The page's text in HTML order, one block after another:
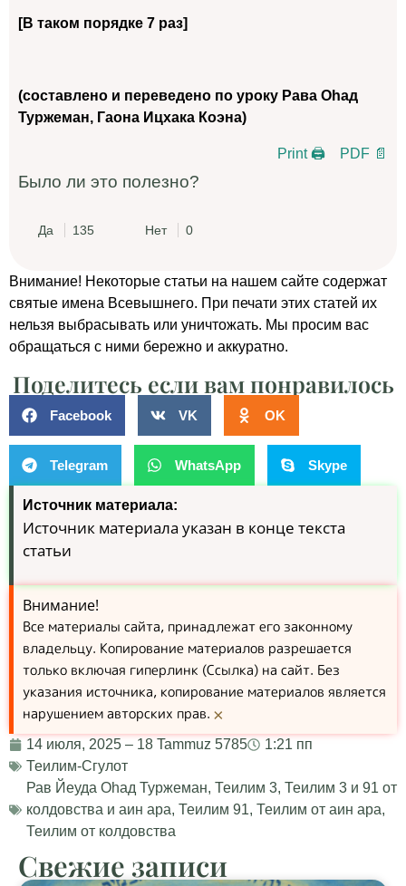
[В таком порядке 7 раз]
(составлено и переведено по уроку Рава Оhад
Туржеман, Гаона Ицхака Коэна)
Print 🖨 PDF 📄
Было ли это полезно?
Да 135 Нет 0
Внимание! Некоторые статьи на нашем сайте содержат
святые имена Всевышнего. При печати этих статей их
нельзя выбрасывать или уничтожать. Мы просим вас
обращаться с ними бережно и аккуратно.
Поделитесь если вам понравилось
Facebook VK OK
Telegram WhatsApp Skype
Источник материала:
Источник материала указан в конце текста
статьи
Внимание!
Все материалы сайта, принадлежат его законному
владельцу. Копирование материалов разрешается
только включая гиперлинк (Ссылка) на сайт. Без
указания источника, копирование материалов является
нарушением авторских прав. ×
14 июля, 2025 – 18 Tammuz 5785
1:21 пп
Теилим-Сгулот
Рав Йеуда Оhад Туржеман, Теилим 3, Теилим 3 и 91 от
колдовства и аин ара, Теилим 91, Теилим от аин ара,
Теилим от колдовства
Свежие записи